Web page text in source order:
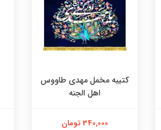
کتیبه مخمل مهدی طاووس
اهل الجنه
340,000 تومان